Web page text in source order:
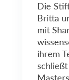
Die
Britta
mit
ihrem